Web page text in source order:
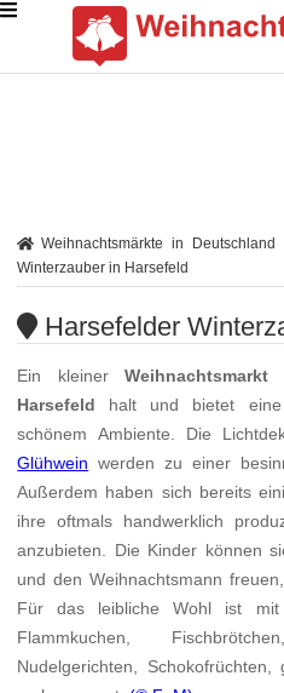
Weihnachtsmärkte in Deutschland
Winterzauber in Harsefeld
Harsefelder
Ein kleinerWeihnachtsmarkt
Harsefeld halt und bietet eine
schönem Ambiente. Die
Glühwein werden zu einer
Außerdem haben sich bereits
ihre oftmals handwerklich
anzubieten. Die Kinder können
und den Weihnachtsmann
Für das leibliche Wohl ist mit
Flammkuchen,
Nudelgerichten,